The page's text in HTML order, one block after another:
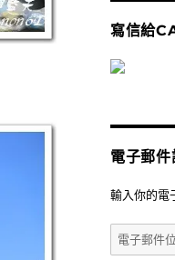
寫信給
電子郵件
輸入你的電
電
子